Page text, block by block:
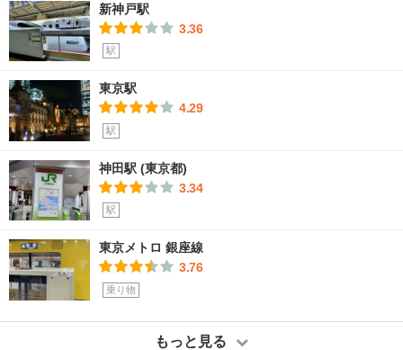
新神戸駅
3.36
駅
東京駅
4.29
駅
神田駅 (東京都)
3.34
駅
東京メトロ 銀座線
3.76
乗り物
もっと見る